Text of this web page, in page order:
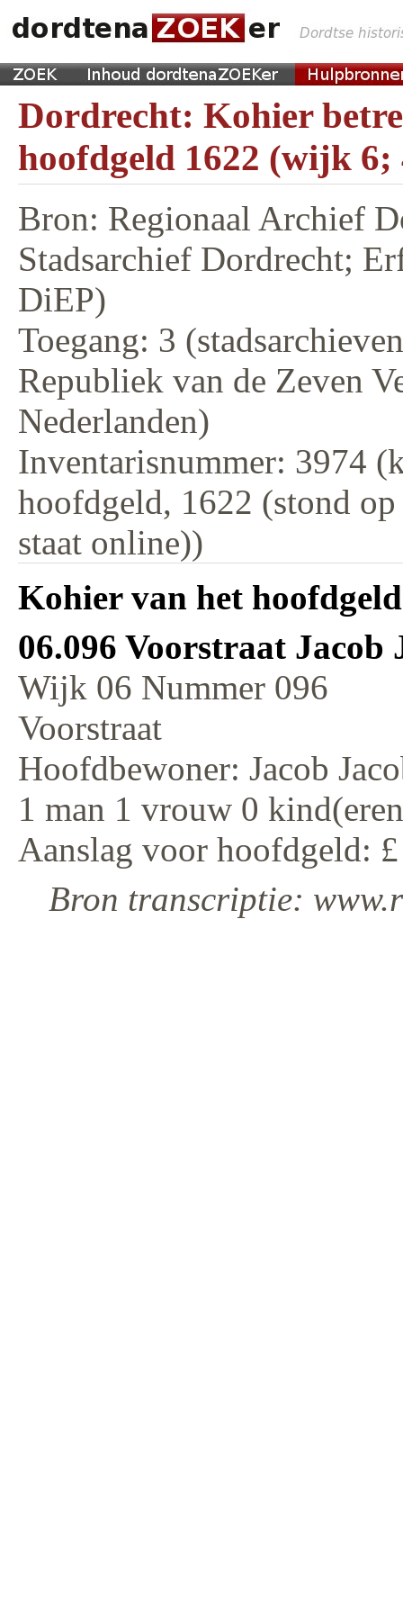
Dordrecht: Kohier
hoofdgeld 1622 (wijk 6;
Bron: Regionaal Archief
Stadsarchief Dordrecht;
DiEP)
Toegang: 3
Republiek van de Zeven
Nederlanden)
Inventarisnummer: 3974
hoofdgeld, 1622 (stond
staat online))
Kohier van het
06.096 Voorstraat Jacob
Wijk 06 Nummer 096
Voorstraat
Hoofdbewoner: Jacob
1 man 1 vrouw 0
Aanslag voor hoofdgeld:
Bron transcriptie: